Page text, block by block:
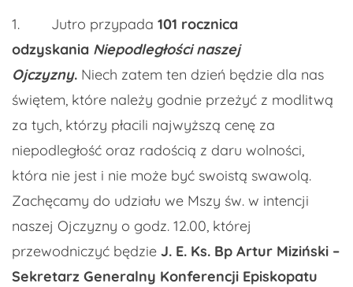
1. Jutro przypada 101 rocznica
odzyskania Niepodległości naszej
Ojczyzny. Niech zatem ten dzień będzie dla nas
świętem, które należy godnie przeżyć z modlitwą
za tych, którzy płacili najwyższą cenę za
niepodległość oraz radością z daru wolności,
która nie jest i nie może być swoistą swawolą.
Zachęcamy do udziału we Mszy św. w intencji
naszej Ojczyzny o godz. 12.00, której
przewodniczyć będzie J. E. Ks. Bp Artur Miziński –
Sekretarz Generalny Konferencji Episkopatu